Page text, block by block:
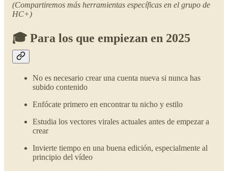
(Compartiremos más herramientas específicas en el grupo de
HC+)
🎓 Para los que empiezan en 2025
No es necesario crear una cuenta nueva si nunca has
subido contenido
Enfócate primero en encontrar tu nicho y estilo
Estudia los vectores virales actuales antes de empezar a
crear
Invierte tiempo en una buena edición, especialmente al
principio del vídeo